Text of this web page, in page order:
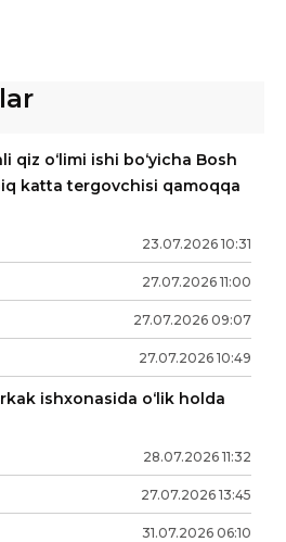
qiz o‘limi ishi bo‘yicha Bosh
katta tergovchisi qamoqqa
23.07.2026 10:31
27.07.2026 11:00
27.07.2026 09:07
27.07.2026 10:49
ishxonasida o‘lik holda
28.07.2026 11:32
27.07.2026 13:45
31.07.2026 06:10